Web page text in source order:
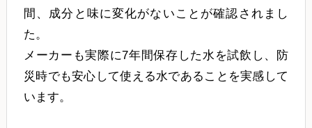
間、成分と味に変化がないことが確認されまし
た。
メーカーも実際に7年間保存した水を試飲し、防
災時でも安心して使える水であることを実感して
います。